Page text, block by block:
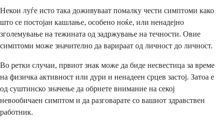
Некои луѓе исто така доживуваат помалку чести симптоми како
што се постојан кашлање, особено ноќе, или ненадејно
зголемување на тежината од задржување на течности. Овие
симптоми може значително да варираат од личност до личност.
Во ретки случаи, првиот знак може да биде несвестица за време
на физичка активност или дури и ненадеен срцев застој. Затоа е
од суштинско значење да обрнете внимание на секој
невообичаен симптом и да разговарате со вашиот здравствен
работник.